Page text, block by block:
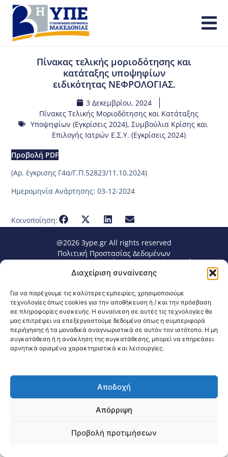
Διαχείριση συναίνεσης
Για να παρέχουμε τις καλύτερες εμπειρίες, χρησιμοποιούμε
τεχνολογίες όπως cookies για την αποθήκευση ή / και την πρόσβαση
σε πληροφορίες συσκευής. Η συναίνεση σε αυτές τις τεχνολογίες θα
μας επιτρέψει να επεξεργαστούμε δεδομένα όπως η συμπεριφορά
περιήγησης ή τα μοναδικά αναγνωριστικά σε αυτόν τον ιστότοπο. Η μη
συγκατάθεση ή η ανάκληση της συγκατάθεσης, μπορεί να επηρεάσει
αρνητικά ορισμένα χαρακτηριστικά και λειτουργίες.
Αποδοχή
Απόρριψη
Προβολή προτιμήσεων
Πίνακας τελικής μοριοδότησης και
κατάταξης υποψηφίων
ειδικότητας ΝΕΦΡΟΛΟΓΙΑΣ.
3 Δεκεμβρίου, 2024
Πίνακες Τελικής Μοριοδότησης και Κατάταξης
Υποψηφίων (Εγκρίσεις 2024), Συμβούλια Κρίσης και
Επιλογής Ιατρών Ε.Σ.Υ. (Εγκρίσεις 2024)
Προβολή PDF
(Aρ. έγκρισης Γ4α/Γ.Π.52823/11.10.2024)
Ημερομηνία Ανάρτησης: 03-12-2024
Κοινοποίηση:
@2026 3ype.gr All rights reserved
Πολιτική Προστασίας Δεδομένων
email: 3ype@3ype.gr